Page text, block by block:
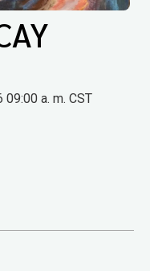
a. m. CST